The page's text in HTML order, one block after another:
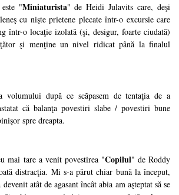
"Miniaturista" de Heidi Julavits care, deşi
cu nişte prietene plecate într-o excursie care
într-o locaţie izolată (şi, desigur, foarte ciudată)
şi menţine un nivel ridicat până la finalul
volumului după ce scăpasem de tentaţia de a
că balanţa povestiri slabe / povestiri bune
spre dreapta.
mai tare a venit povestirea "Copilul" de Roddy
distracţia. Mi s-a părut chiar bună la început,
atât de agasant încât abia am aşteptat să se